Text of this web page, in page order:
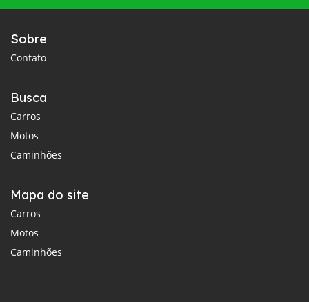
Sobre
Contato
Busca
Carros
Motos
Caminhões
Mapa do site
Carros
Motos
Caminhões